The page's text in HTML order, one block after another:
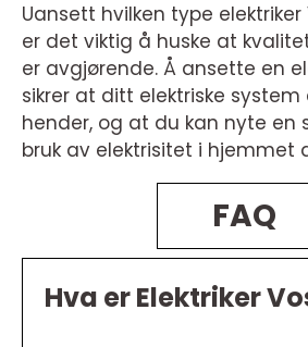
Uansett hvilken type elektriker
er det viktig å huske at
er avgjørende. Å ansette en
sikrer at ditt elektriske system
hender, og at du kan nyte en
bruk av elektrisitet i hjemmet
FAQ
Hva er Elektriker